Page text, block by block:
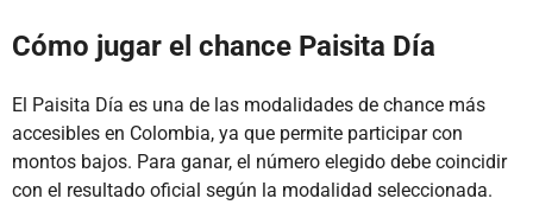
Cómo jugar el chance Paisita Día
El Paisita Día es una de las modalidades de chance más
accesibles en Colombia, ya que permite participar con
montos bajos. Para ganar, el número elegido debe coincidir
con el resultado oficial según la modalidad seleccionada.